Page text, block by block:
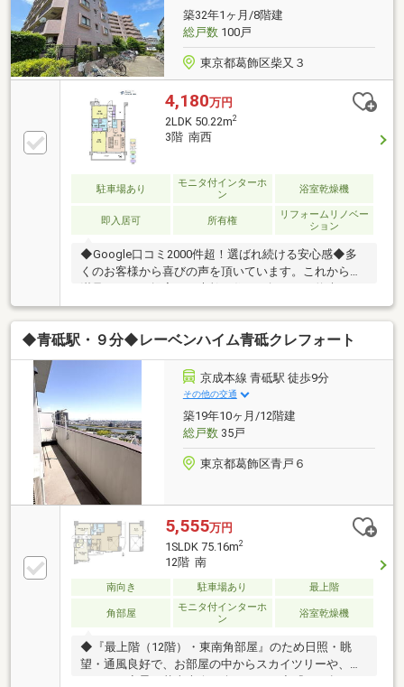
築32年1ヶ月/8階建
総戸数100戸
東京都葛飾区柴又３
4,180万円
2LDK 50.22m2
3階 南西
駐車場あり
モニタ付インターホ
ン
浴室乾燥機
即入居可 所有権
リフォームリノベー
ション
◆Google口コミ2000件超！選ばれ続ける安心感◆多
くのお客様から喜びの声を頂いています。これからも
す。◆購入はゴールではなく幸せな未来へのスタート
◆住み始めてからの不安や悩みも、TOHO HOUSE
CLUBが将来サポート。お客様一人ひとりの安心を守る
ため、いつもずっと人生に寄り添い、豊かな未来を支
え続けます。◆ローン相談大歓迎！頭金0円からの購
入も可能◆将来のライフイベントを見据え、無理のな
い資金計画をプロがアドバイス。お問合せは【資料請
求】又は【フリーダイヤル】へお気軽にお問い合わせ
ください。
◆青砥駅・９分◆レーベンハイム青砥クレフォート
京成本線 青砥駅 徒歩9分
その他の交通
築19年10ヶ月/12階建
総戸数35戸
東京都葛飾区青戸６
5,555万円
1SLDK 75.16m2
12階 南
南向き 駐車場あり 最上階
角部屋
モニタ付インターホ
ン
浴室乾燥機
◆『最上階（12階）・東南角部屋』のため日照・眺
望・通風良好で、お部屋の中からスカイツリーや、煌